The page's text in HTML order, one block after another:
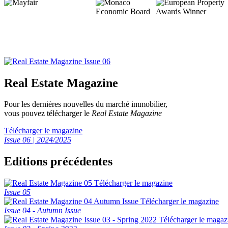
Real Estate Magazine
Pour les dernières nouvelles du marché immobilier,
vous pouvez télécharger le Real Estate Magazine
Télécharger le magazine
Issue 06 | 2024/2025
Editions précédentes
Télécharger le magazine
Issue 05
Télécharger le magazine
Issue 04 - Autumn Issue
Télécharger le